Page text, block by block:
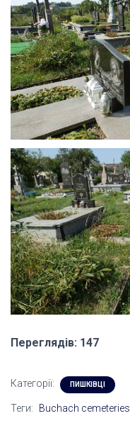
Переглядів: 147
Категорії: ПИШКІВЦІ
Теги: Buchach cemeteries